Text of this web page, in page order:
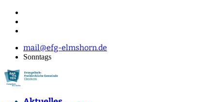
mail@efg-elmshorn.de
Sonntags